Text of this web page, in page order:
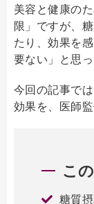
美容と健康の
限」ですが、
たり、効果を
要ない」と思
今回の記事で
効果を、医師
こ
糖質